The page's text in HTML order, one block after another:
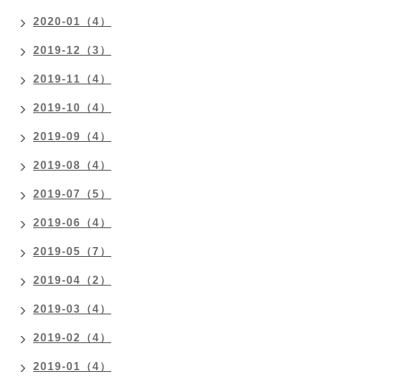
2020-01（4）
2019-12（3）
2019-11（4）
2019-10（4）
2019-09（4）
2019-08（4）
2019-07（5）
2019-06（4）
2019-05（7）
2019-04（2）
2019-03（4）
2019-02（4）
2019-01（4）